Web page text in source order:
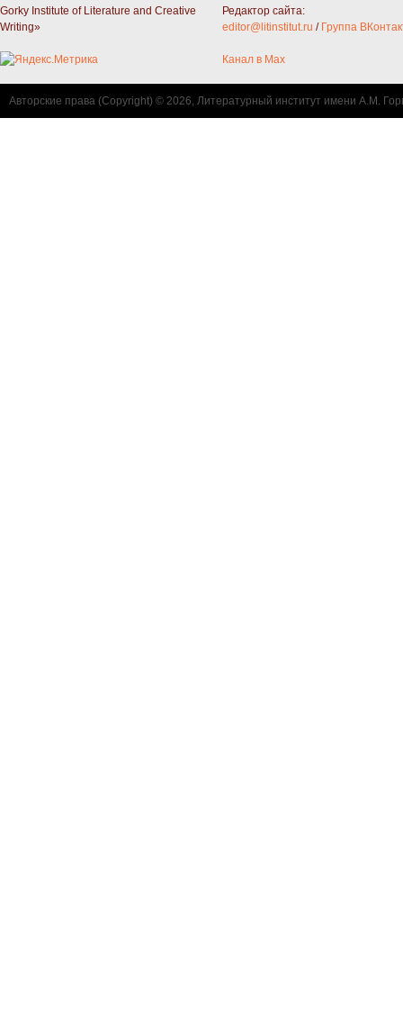
Gorky Institute of Literature and Creative
Writing»
Редактор сайта:
editor@litinstitut.ru / Группа
Канал в Max
Авторские права (Copyright) © 2026, Литературный институт имени А.М.